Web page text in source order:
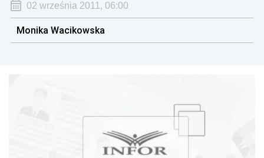
02 września 2011, 06:00
Monika Wacikowska